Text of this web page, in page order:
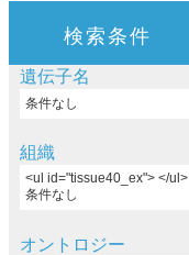
検索条件
遺伝子名
条件なし
組織
<ul id="tissue40_ex"> </ul>
条件なし
オントロジー